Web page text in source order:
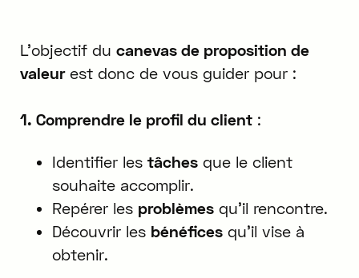
L'objectif du canevas de proposition de
valeurest donc de vous guider pour :
1. Comprendre le profil du client:
Identifier les tâchesque le client
souhaite accomplir.
Repérer les problèmesqu'il rencontre.
Découvrir les bénéficesqu'il vise à
obtenir.